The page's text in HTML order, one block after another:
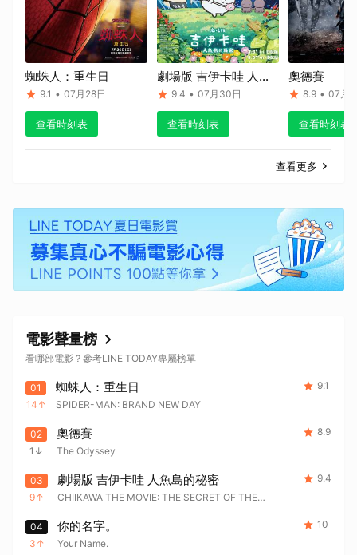
蜘蛛人：重生日
9.1 • 07月28日
查看時刻表
劇場版 吉伊卡哇 人魚
島的秘密
9.4 • 07月30日
查看時刻表
奧德賽
8.9 • 07月
查看時刻表
查看更多
電影聲量榜
看哪部電影？參考LINE TODAY專屬榜單
01
14
蜘蛛人：重生日
SPIDER-MAN: BRAND NEW DAY
9.1
02
1
奧德賽
The Odyssey
8.9
03
9
劇場版 吉伊卡哇 人魚島的秘密
CHIIKAWA THE MOVIE: THE SECRET OF THE
9.4
04
3
你的名字。
Your Name.
10